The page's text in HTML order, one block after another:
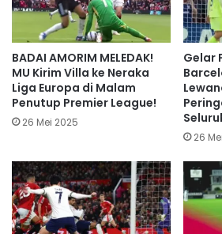
BADAI AMORIM MELEDAK!
MU Kirim Villa ke Neraka
Liga Europa di Malam
Penutup Premier League!
26 Mei 2025
Gelar
26